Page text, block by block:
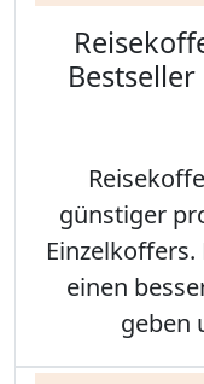
günstiger
einen
geben